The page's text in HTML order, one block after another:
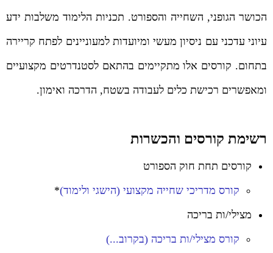
הכושר הגופני, השחייה והספורט. תכניות הלימוד משלבות ידע
עיוני עדכני עם ניסיון מעשי ומיועדות למעוניינים לפתח קריירה
בתחום. קורסים אלו מתקיימים בהתאם לסטנדרטים מקצועיים
ומאפשרים רכישת כלים לעבודה בשטח, הדרכה ואימון.
רשימת קורסים והכשרות
קורסים תחת חוק הספורט
קורס מדריכי שחייה מקצועי (הישגי ולימוד)*
מצילי/ות בריכה
קורס מצילי/ות בריכה (בקרוב...)